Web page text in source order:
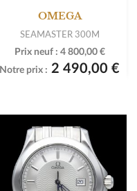
OMEGA
SEAMASTER 300M
Prix neuf : 4 800,00 €
Notre prix : 2 490,00 €